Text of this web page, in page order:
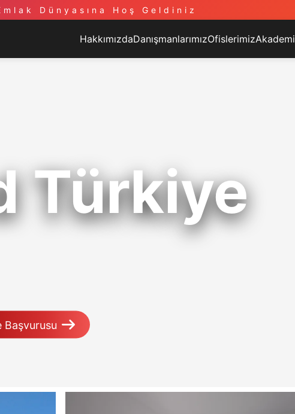
Dünyasına Hoş Geldiniz
HakkımızdaDanışmanlarımızOfislerimizAkademi
Türkiye
Başvurusu